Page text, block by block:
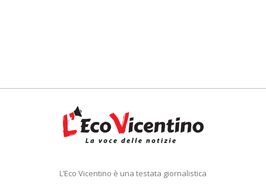
L’Eco Vicentino è una testata giornalistica